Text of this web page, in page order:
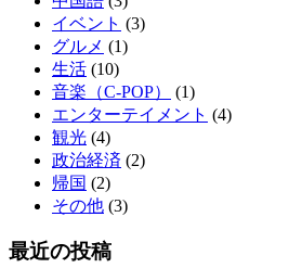
イベント (3)
グルメ (1)
生活 (10)
音楽（C-POP）
(1)
エンターテイメント (4)
観光 (4)
政治経済 (2)
帰国 (2)
その他 (3)
最近の投稿